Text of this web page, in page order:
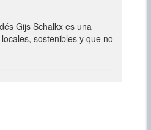
Gijs Schalkx es una
sostenibles y que no